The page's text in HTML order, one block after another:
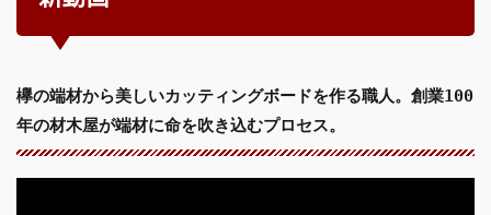
欅の端材から美しいカッティングボードを作る職人。創業100
年の材木屋が端材に命を吹き込むプロセス。